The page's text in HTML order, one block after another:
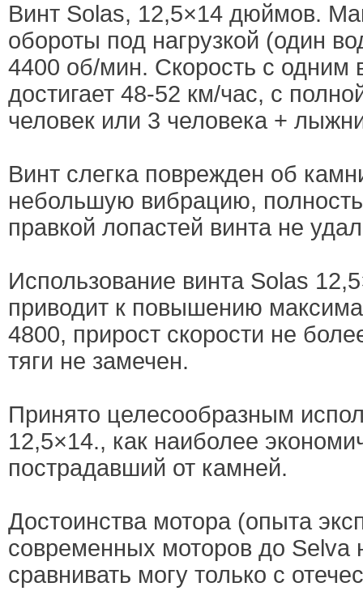
Винт Solas, 12,5×14 дюймов.
обороты под нагрузкой (один
4400 об/мин. Скорость с одним
достигает 48-52 км/час, с
человек или 3 человека +
Винт слегка поврежден об
небольшую вибрацию,
правкой лопастей винта не
Использование винта Solas
приводит к повышению
4800, прирост скорости не
тяги не замечен.
Принято целесообразным
12,5×14., как наиболее
пострадавший от камней.
Достоинства мотора (опыта
современных моторов до Selva
сравнивать могу только с